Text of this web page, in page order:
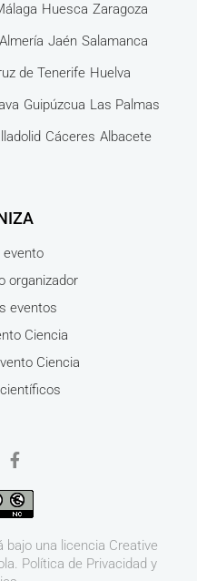
Huesca Zaragoza
Almería Jaén Salamanca
de Tenerife Huelva
Guipúzcua Las Palmas
Cáceres Albacete
evento
organizador
eventos
Ciencia
Ciencia
una licencia Creative
Política de Privacidad y